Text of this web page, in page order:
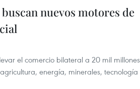
nuevos motores de
el comercio bilateral a 20 mil
energía, minerales, tecnología